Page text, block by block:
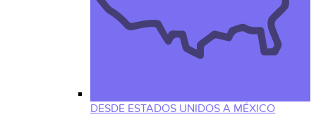
DESDE ESTADOS UNIDOS A MÉXICO